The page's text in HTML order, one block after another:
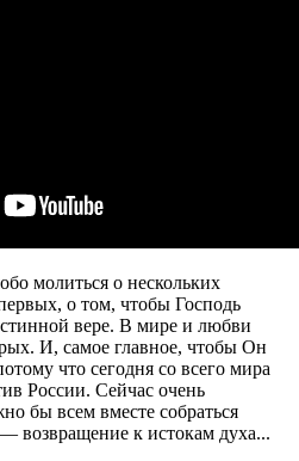
молиться о нескольких
о том, чтобы Господь
вере. В мире и любви
И, самое главное, чтобы Он
что сегодня со всего мира
России. Сейчас очень
бы всем вместе собраться
возвращение к истокам духа...